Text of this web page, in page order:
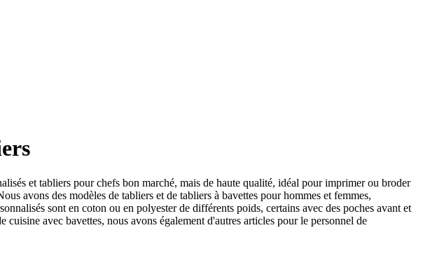
et tabliers pour chefs bon marché, mais de haute qualité, idéal pour imprimer ou broder
avons des modèles de tabliers et de tabliers à bavettes pour hommes et femmes,
sont en coton ou en polyester de différents poids, certains avec des poches avant et
avec bavettes, nous avons également d'autres articles pour le personnel de